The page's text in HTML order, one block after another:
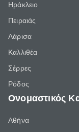
Ηράκλειο
Πειραιάς
Λάρισα
Καλλιθέα
Σέρρες
Ρόδος
Ονομαστικός
Αθήνα